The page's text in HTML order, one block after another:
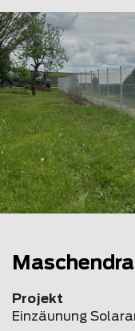
Projekt
Einzäunung